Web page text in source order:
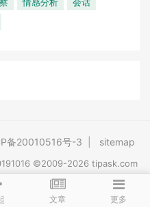
文章 更多
备20010516号-3 sitemap
©2009-2026 tipask.com